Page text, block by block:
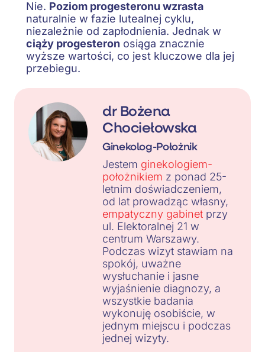
Nie. Poziom progesteronu wzrasta
naturalnie w fazie lutealnej cyklu,
niezależnie od zapłodnienia. Jednak w
ciąży progesteron osiąga znacznie
wyższe wartości, co jest kluczowe dla jej
przebiegu.
dr Bożena
Chociełowska
Ginekolog-Położnik
Jestem ginekologiem-
położnikiem z ponad 25-
letnim doświadczeniem,
od lat prowadząc własny,
empatyczny gabinet przy
ul. Elektoralnej 21 w
centrum Warszawy.
Podczas wizyt stawiam na
spokój, uważne
wysłuchanie i jasne
wyjaśnienie diagnozy, a
wszystkie badania
wykonuję osobiście, w
jednym miejscu i podczas
jednej wizyty.